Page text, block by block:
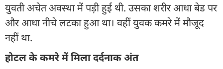
युवती अचेत अवस्था में पड़ी हुई थी. उसका शरीर आधा बेड पर
और आधा नीचे लटका हुआ था। वहीं युवक कमरे में मौजूद
नहीं था.
होटल के कमरे में मिला दर्दनाक अंत